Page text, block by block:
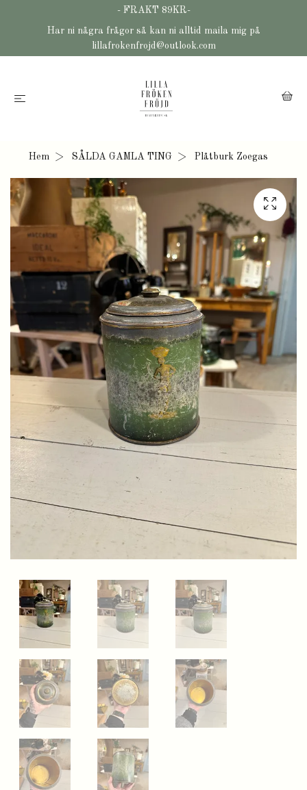
- FRAKT 89KR-
Har ni några frågor så kan ni alltid maila mig på
lillafrokenfrojd@outlook.com
Hem SÅLDA GAMLA TING Plåtburk Zoegas